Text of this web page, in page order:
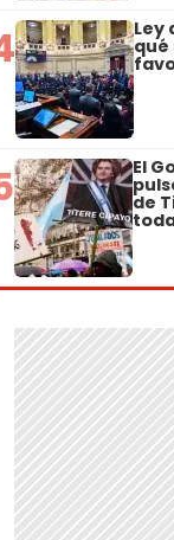
Ley
qué
El
de